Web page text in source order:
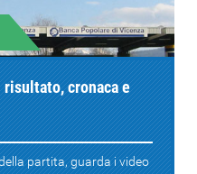
cronaca e
partita, guarda i video